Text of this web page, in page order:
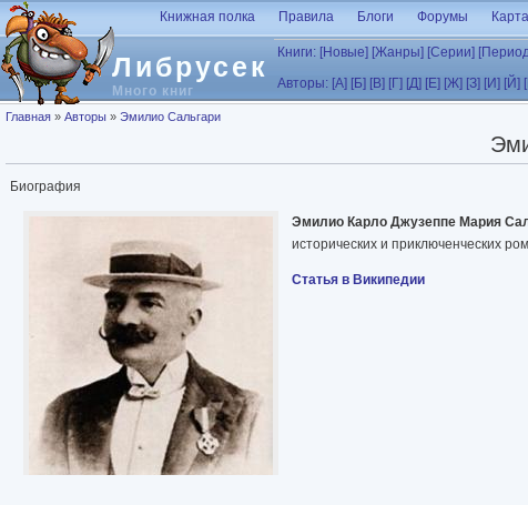
Перейти к основному содержанию
Либрусек
Много книг
Книжная полка Правила Блоги Форумы Карта
Книги: [Новые] [Жанры] [Серии]
Авторы: [А] [Б] [В] [Г] [Д] [Е] [Ж] [З] [И] [Й]
Вы здесь
Главная » Авторы » Эмилио Сальгари
Биография
Эмилио Карло Джузеппе Мария
исторических и приключенческих
Статья в Википедии